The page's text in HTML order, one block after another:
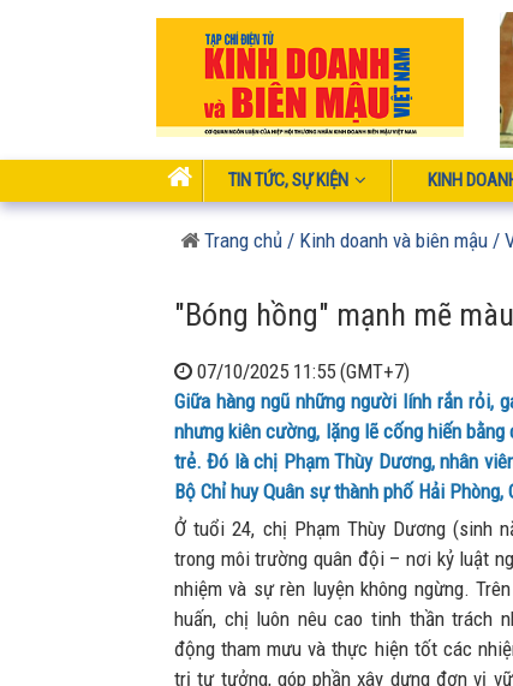
TIN TỨC, SỰ KIỆN KINH
Trang chủ / Kinh doanh và biên mậu /
"Bóng hồng" mạnh mẽ
07/10/2025 11:55 (GMT+7)
Giữa hàng ngũ những người lính rắn rỏi,
nhưng kiên cường, lặng lẽ cống hiến
trẻ. Đó là chị Phạm Thùy Dương, nhân
Bộ Chỉ huy Quân sự thành phố Hải Phòng,
Ở tuổi 24, chị Phạm Thùy Dương (sinh
trong môi trường quân đội – nơi kỷ luật
nhiệm và sự rèn luyện không ngừng.
huấn, chị luôn nêu cao tinh thần trách
động tham mưu và thực hiện tốt các
trị tư tưởng, góp phần xây dựng đơn vị